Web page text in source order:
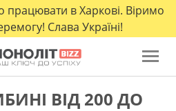
в Харкові. Віримо
Слава Україні!
ВІД 200 ДО